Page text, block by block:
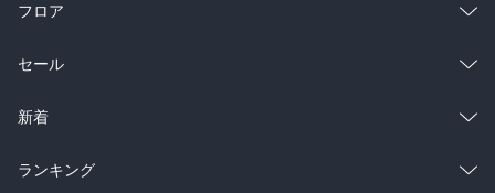
フロア
総合
ラノベ
雑誌・グラビア
セール
総合
ラノベ
新着
総合
ランキング